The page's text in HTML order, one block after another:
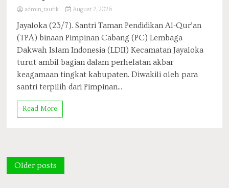
admin_taufik August 2, 2026
Jayaloka (23/7). Santri Taman Pendidikan Al-Qur’an
(TPA) binaan Pimpinan Cabang (PC) Lembaga
Dakwah Islam Indonesia (LDII) Kecamatan Jayaloka
turut ambil bagian dalam perhelatan akbar
keagamaan tingkat kabupaten. Diwakili oleh para
santri terpilih dari Pimpinan...
Read More
Posts
Older posts